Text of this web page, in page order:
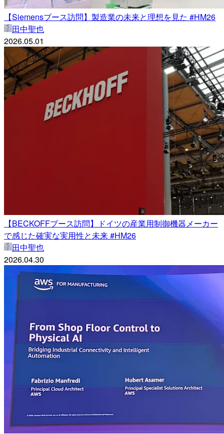
【Siemensブース訪問】製造業の未来と理想を見た #HM26
田中聖也
2026.05.01
【BECKOFFブース訪問】ドイツの産業用制御機器メーカー
で感じた確実な実用性と未来 #HM26
田中聖也
2026.04.30